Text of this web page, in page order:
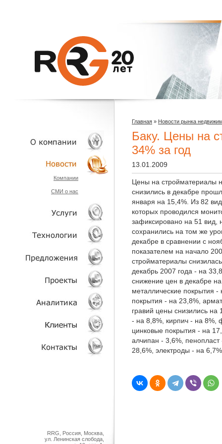
О КОМПАНИИ
НОВОСТИ
Компании
СМИ о нас
УСЛУГИ
ТЕХНОЛОГИИ
ОБЪЕКТЫ
ПРОЕКТЫ
АНАЛИТИКА
КЛИЕНТЫ
Главная » Новости рынка
Баку. Цены на
34% за год
13.01.2009
Цены на стройматериалы
снизились в декабре
января на 15,4%. Из 82
которых проводился
зафиксировано на 51 вид,
сохранились на том же
декабре в сравнении с
показателем на начало
стройматериалы
декабрь 2007 года - на
снижение цен в декабре
металлические покрытия
покрытия - на 23,8%,
гравий цены снизились на
- на 8,8%, кирпич - на 8%,
цинковые покрытия - на
алчипан - 3,6%,
28,6%, электроды - на
RRG, Россия, Москва,
ул. Ленинская слобода,